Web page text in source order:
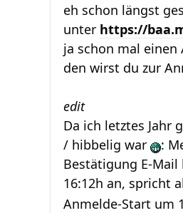
eh schon längst
unter https://
ja schon mal einen
den wirst du zur
edit
Da ich letztes Jahr
/ hibbelig war
:
Bestätigung E-
16:12h an, spricht
Anmelde-Start um